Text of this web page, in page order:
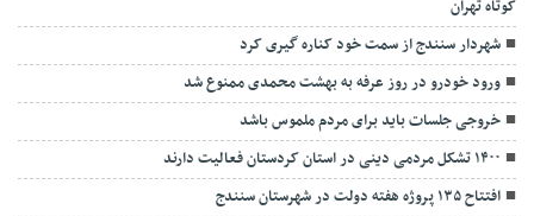
کوتاه تهران
شهردار سنندج از سمت خود کناره گیری کرد
ورود خودرو در روز عرفه به بهشت محمدی ممنوع شد
خروجی جلسات باید برای مردم ملموس باشد
۱۴۰۰ تشکل مردمی دینی در استان کردستان فعالیت دارند
افتتاح ۱۳۵ پروژه هفته دولت در شهرستان سنندج